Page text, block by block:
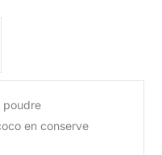
poudre
en conserve